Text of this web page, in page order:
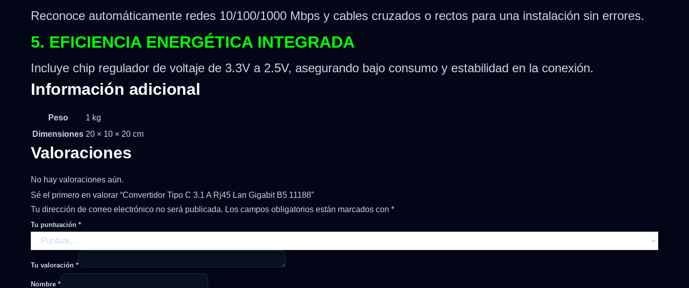
Reconoce automáticamente redes 10/100/1000 Mbps y cables cruzados o rectos para una instalación sin errores.
5. EFICIENCIA ENERGÉTICA INTEGRADA
Incluye chip regulador de voltaje de 3.3V a 2.5V, asegurando bajo consumo y estabilidad en la conexión.
Información adicional
Peso
1 kg
Dimensiones 20 × 10 × 20 cm
Valoraciones
No hay valoraciones aún.
Sé el primero en valorar “Convertidor Tipo C 3.1 A Rj45 Lan Gigabit B5 11188”
Tu dirección de correo electrónico no será publicada. Los campos obligatorios están marcados con *
Tu puntuación *
Tu valoración *
Nombre *